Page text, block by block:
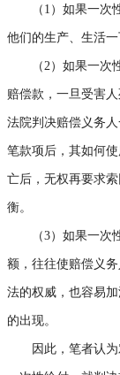
（1）如果一次性
他们的生产、生活一
（2）如果一次性
赔偿款，一旦受害
法院判决赔偿义务
笔款项后，其如何
亡后，无权再要求
衡。
（3）如果一次性
额，往往使赔偿义
法的权威，也容易
的出现。
因此，笔者认为